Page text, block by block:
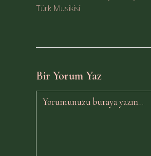
Türk Musikisi.
Bir Yorum Yaz